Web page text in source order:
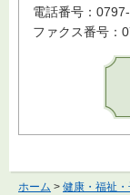
電話番号：
ファクス番号：
ホーム > 健康・福祉